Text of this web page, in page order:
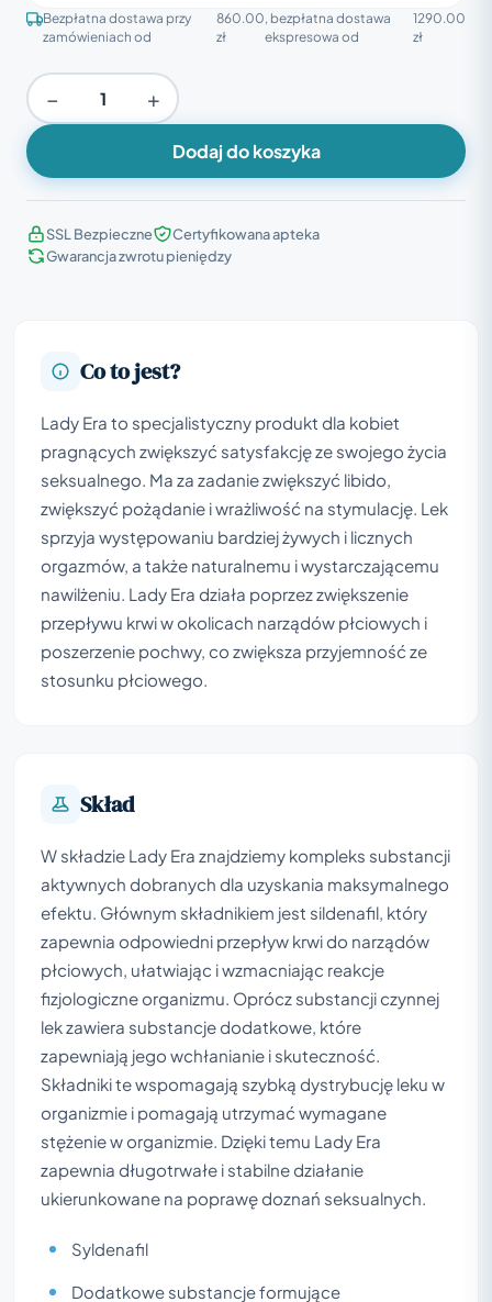
Bezpłatna dostawa przy
zamówieniach od
860.00
zł
, bezpłatna dostawa
ekspresowa od
1290.00
zł
− +
Dodaj do koszyka
SSL Bezpieczne
Certyfikowana apteka
Gwarancja zwrotu pieniędzy
Co to jest?
Lady Era to specjalistyczny produkt dla kobiet
pragnących zwiększyć satysfakcję ze swojego życia
seksualnego. Ma za zadanie zwiększyć libido,
zwiększyć pożądanie i wrażliwość na stymulację. Lek
sprzyja występowaniu bardziej żywych i licznych
orgazmów, a także naturalnemu i wystarczającemu
nawilżeniu. Lady Era działa poprzez zwiększenie
przepływu krwi w okolicach narządów płciowych i
poszerzenie pochwy, co zwiększa przyjemność ze
stosunku płciowego.
Skład
W składzie Lady Era znajdziemy kompleks substancji
aktywnych dobranych dla uzyskania maksymalnego
efektu. Głównym składnikiem jest sildenafil, który
zapewnia odpowiedni przepływ krwi do narządów
płciowych, ułatwiając i wzmacniając reakcje
fizjologiczne organizmu. Oprócz substancji czynnej
lek zawiera substancje dodatkowe, które
zapewniają jego wchłanianie i skuteczność.
Składniki te wspomagają szybką dystrybucję leku w
organizmie i pomagają utrzymać wymagane
stężenie w organizmie. Dzięki temu Lady Era
zapewnia długotrwałe i stabilne działanie
ukierunkowane na poprawę doznań seksualnych.
Syldenafil
Dodatkowe substancje formujące